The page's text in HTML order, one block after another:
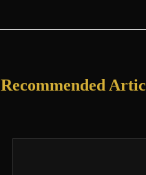
Recommended